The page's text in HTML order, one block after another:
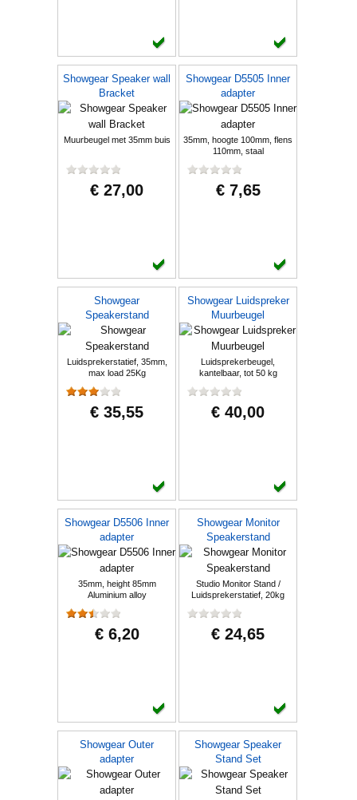
Showgear Speaker wall
Bracket
Muurbeugel met 35mm buis
€ 27,00
Showgear D5505 Inner
adapter
35mm, hoogte 100mm, flens
110mm, staal
€ 7,65
Showgear
Speakerstand
Luidsprekerstatief, 35mm,
max load 25Kg
€ 35,55
Showgear Luidspreker
Muurbeugel
Luidsprekerbeugel,
kantelbaar, tot 50 kg
€ 40,00
Showgear D5506 Inner
adapter
35mm, height 85mm
Aluminium alloy
€ 6,20
Showgear Monitor
Speakerstand
Studio Monitor Stand /
Luidsprekerstatief, 20kg
€ 24,65
Showgear Outer
adapter
Showgear Speaker
Stand Set